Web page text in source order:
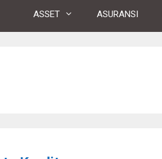
ASSET ASURANSI